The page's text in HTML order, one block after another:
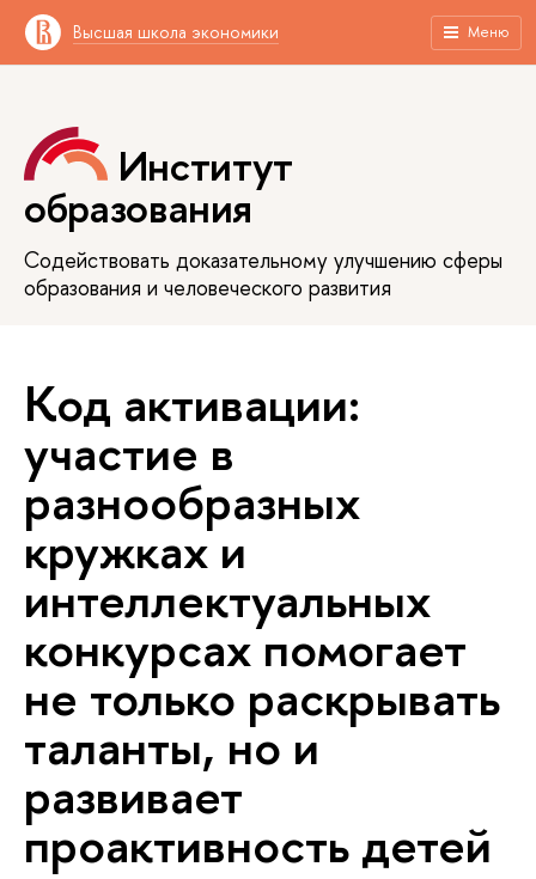
Высшая школа экономики Меню
Институт
образования
Содействовать доказательному улучшению сферы
образования и человеческого развития
Код активации:
участие в
разнообразных
кружках и
интеллектуальных
конкурсах помогает
не только раскрывать
таланты, но и
развивает
проактивность детей